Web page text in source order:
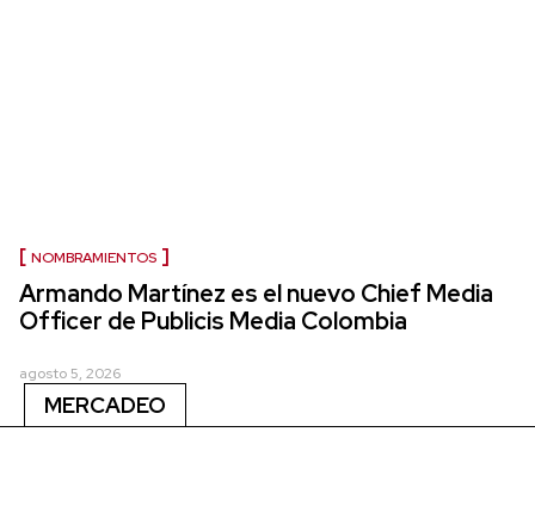
NOMBRAMIENTOS
Armando Martínez es el nuevo Chief Media
Officer de Publicis Media Colombia
agosto 5, 2026
MERCADEO